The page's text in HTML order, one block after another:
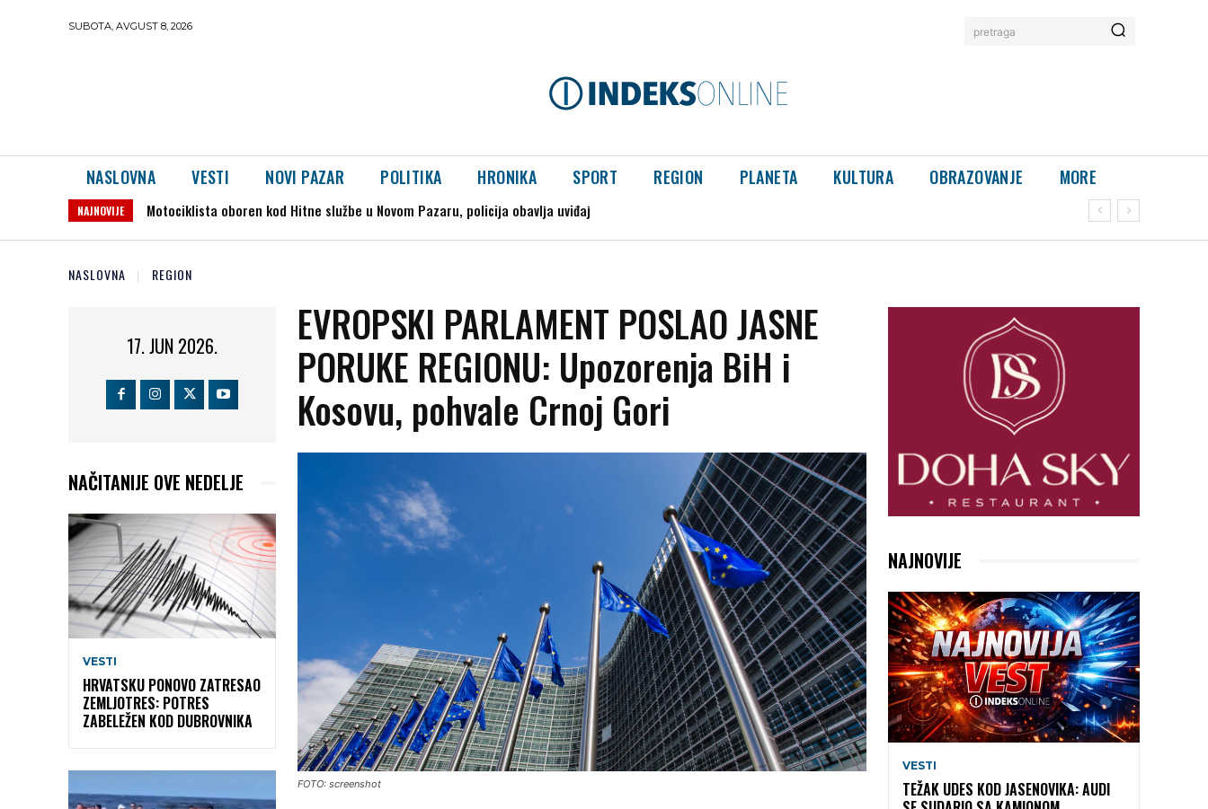
SUBOTA, AVGUST 8, 2026 pretraga
NASLOVNA VESTI NOVI PAZAR POLITIKA HRONIKA SPORT REGION PLANETA KULTURA OBRAZOVANJE MORE
NAJNOVIJE Motociklista oboren kod Hitne službe u Novom Pazaru, policija obavlja uviđaj
Dron preleteo iz Rumunije u Bugarsku i eksplodirao kod gasovoda
NASLOVNA REGION
17. JUN 2026.
NAČITANIJE OVE NEDELJE
VESTI
HRVATSKU PONOVO ZATRESAO
ZEMLJOTRES: POTRES
ZABELEŽEN KOD DUBROVNIKA
EVROPSKI PARLAMENT POSLAO JASNE
PORUKE REGIONU: Upozorenja BiH i
Kosovu, pohvale Crnoj Gori
FOTO: screenshot
NAJNOVIJE
VESTI
TEŽAK UDES KOD JASENOVIKA: AUDI